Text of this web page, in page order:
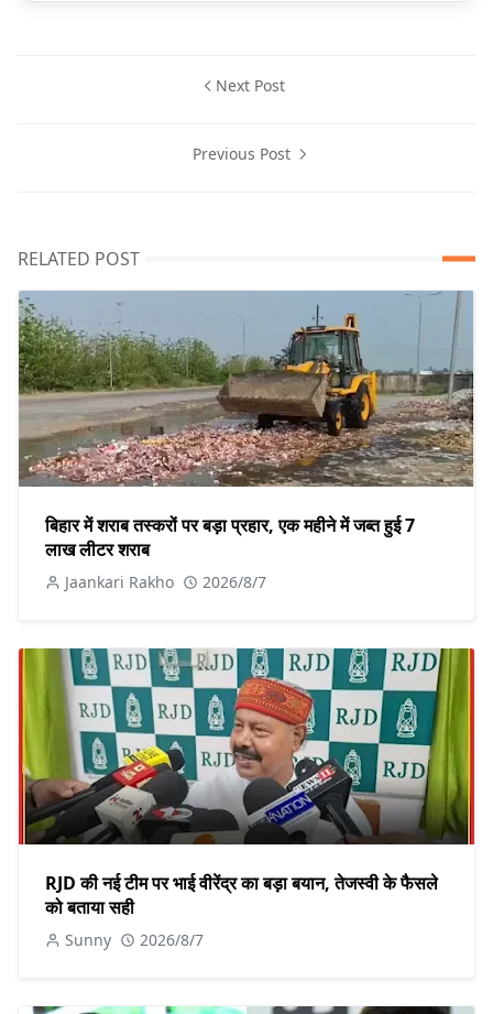
Next Post
Previous Post
RELATED POST
बिहार में शराब तस्करों पर बड़ा प्रहार, एक महीने में जब्त हुई 7
लाख लीटर शराब
Jaankari Rakho 2026/8/7
RJD की नई टीम पर भाई वीरेंद्र का बड़ा बयान, तेजस्वी के फैसले
को बताया सही
Sunny 2026/8/7